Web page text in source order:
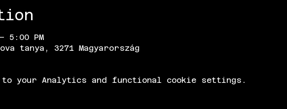
5:00 PM
tanya, 3271 Magyarország
to your Analytics and functional cookie settings.